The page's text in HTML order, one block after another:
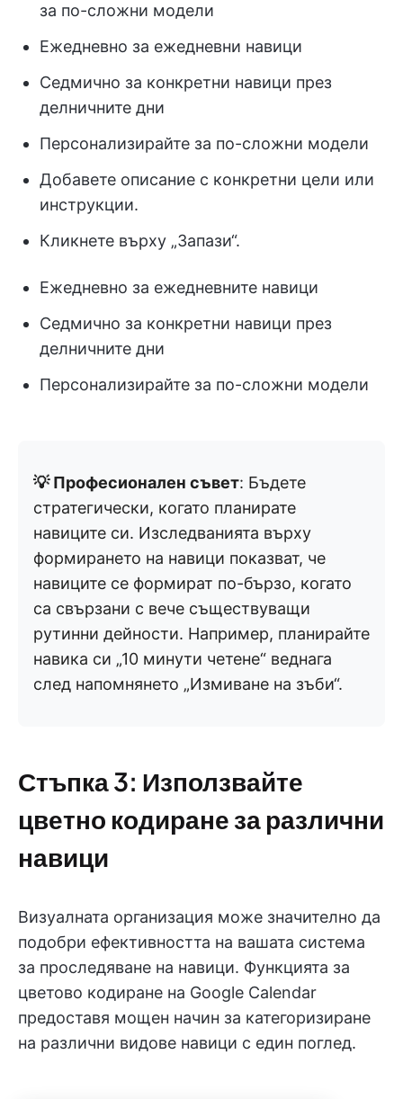
за по-сложни модели
Ежедневно за ежедневни навици
Седмично за конкретни навици през
делничните дни
Персонализирайте за по-сложни модели
Добавете описание с конкретни цели или
инструкции.
Кликнете върху „Запази“.
Ежедневно за ежедневните навици
Седмично за конкретни навици през
делничните дни
Персонализирайте за по-сложни модели
💡 Професионален съвет: Бъдете
стратегически, когато планирате
навиците си. Изследванията върху
формирането на навици показват, че
навиците се формират по-бързо, когато
са свързани с вече съществуващи
рутинни дейности. Например, планирайте
навика си „10 минути четене“ веднага
след напомнянето „Измиване на зъби“.
Стъпка 3: Използвайте
цветно кодиране за различни
навици
Визуалната организация може значително да
подобри ефективността на вашата система
за проследяване на навици. Функцията за
цветово кодиране на Google Calendar
предоставя мощен начин за категоризиране
на различни видове навици с един поглед.